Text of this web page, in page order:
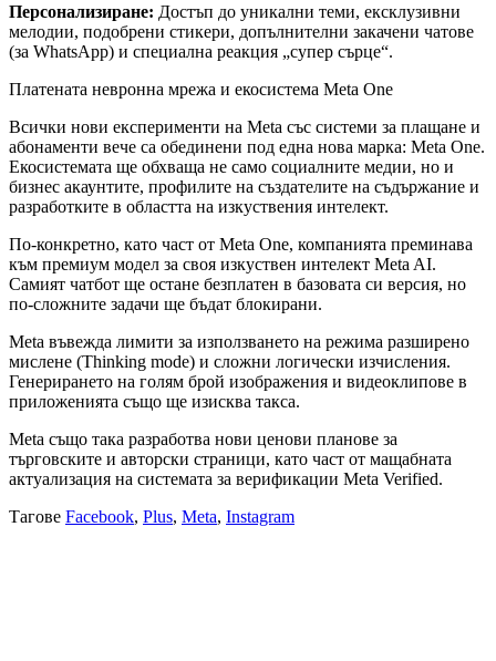
Персонализиране: Достъп до уникални теми, ексклузивни
мелодии, подобрени стикери, допълнителни закачени чатове
(за WhatsApp) и специална реакция „супер сърце“.
Платената невронна мрежа и екосистема Meta One
Всички нови експерименти на Meta със системи за плащане и
абонаменти вече са обединени под една нова марка: Meta One.
Екосистемата ще обхваща не само социалните медии, но и
бизнес акаунтите, профилите на създателите на съдържание и
разработките в областта на изкуствения интелект.
По-конкретно, като част от Meta One, компанията преминава
към премиум модел за своя изкуствен интелект Meta AI.
Самият чатбот ще остане безплатен в базовата си версия, но
по-сложните задачи ще бъдат блокирани.
Meta въвежда лимити за използването на режима разширено
мислене (Thinking mode) и сложни логически изчисления.
Генерирането на голям брой изображения и видеоклипове в
приложенията също ще изисква такса.
Meta също така разработва нови ценови планове за
търговските и авторски страници, като част от мащабната
актуализация на системата за верификации Meta Verified.
Тагове Facebook, Plus, Meta, Instagram